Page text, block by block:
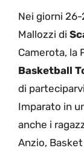
Nei giorni 26-
Mallozzi di
Camerota, la
Basketball
di
Imparato in
anche i
Anzio,